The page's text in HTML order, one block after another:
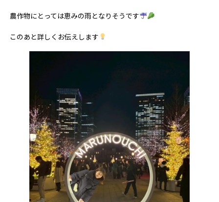
農作物にとっては恵みの雨となりそうです
このあと詳しくお伝えします